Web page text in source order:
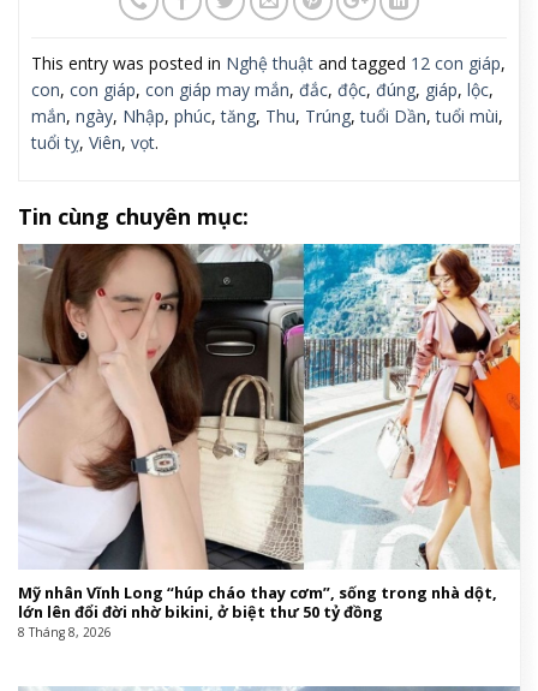
This entry was posted in Nghệ thuật and tagged 12 con giáp,
con, con giáp, con giáp may mắn, đắc, độc, đúng, giáp, lộc,
mắn, ngày, Nhập, phúc,tăng, Thu, Trúng,tuổi Dần,tuổi mùi,
tuổi tỵ, Viên, vọt.
Tin cùng chuyên mục:
Mỹ nhân Vĩnh Long “húp cháo thay cơm”, sống trong nhà dột,
lớn lên đổi đời nhờ bikini, ở biệt thư 50 tỷ đồng
8 Tháng 8, 2026